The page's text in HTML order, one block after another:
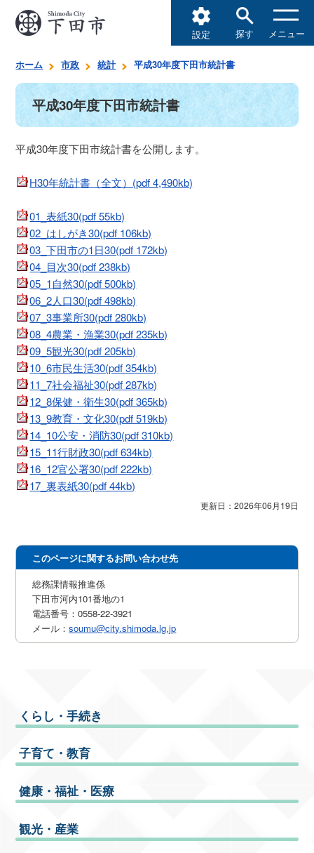
設定 探す メニュー
ホーム 市政 統計 平成30年度下田市統計書
平成30年度下田市統計書
平成30年度下田市統計書を公開します。
H30年統計書（全文）(pdf 4,490kb)
01_表紙30(pdf 55kb)
02_はしがき30(pdf 106kb)
03_下田市の1日30(pdf 172kb)
04_目次30(pdf 238kb)
05_1自然30(pdf 500kb)
06_2人口30(pdf 498kb)
07_3事業所30(pdf 280kb)
08_4農業・漁業30(pdf 235kb)
09_5観光30(pdf 205kb)
10_6市民生活30(pdf 354kb)
11_7社会福祉30(pdf 287kb)
12_8保健・衛生30(pdf 365kb)
13_9教育・文化30(pdf 519kb)
14_10公安・消防30(pdf 310kb)
15_11行財政30(pdf 634kb)
16_12官公署30(pdf 222kb)
17_裏表紙30(pdf 44kb)
更新日：2026年06月19日
このページに関するお問い合わせ先
総務課情報推進係
下田市河内101番地の1
電話番号：0558-22-3921
メール：soumu@city.shimoda.lg.jp
くらし・手続き
子育て・教育
健康・福祉・医療
観光・産業